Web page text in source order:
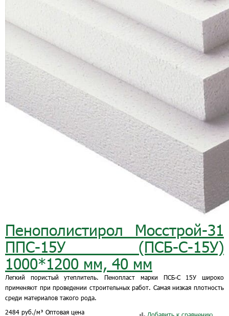
Пенополистирол Мосстрой-31
ППС-15У (ПСБ-С-15У)
1000*1200 мм, 40 мм
Легкий пористый утеплитель. Пенопласт марки ПСБ-С 15У широко
применяют при проведении строительных работ. Самая низкая плотность
среди материалов такого рода.
2484 руб./м³ Оптовая цена
Добавить к сравнению